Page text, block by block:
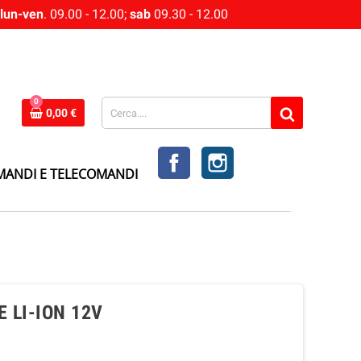
lun-ven. 09.00 - 12.00; sab 09.30 - 12.00
0
0,00 €
E TELECOMANDI
FACEBOOKINSTAGRAM
LI-ION 12V